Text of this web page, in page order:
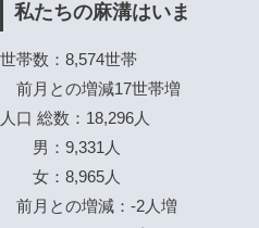
私たちの麻溝はいま
世帯数：8,574世帯
前月との増減17世帯増
人口 総数：18,296人
男：9,331人
女：8,965人
前月との増減：-2人増